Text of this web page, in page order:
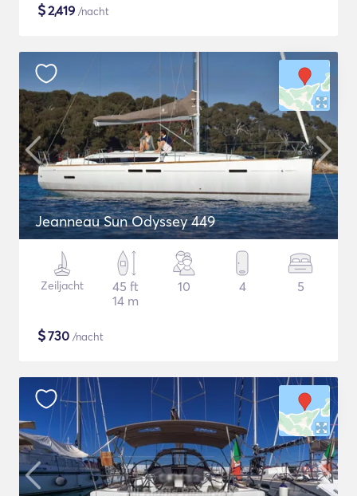
$2,419 /nacht
Jeanneau Sun Odyssey 449
Zeiljacht
45 ft
14 m
10 4 5
$730 /nacht